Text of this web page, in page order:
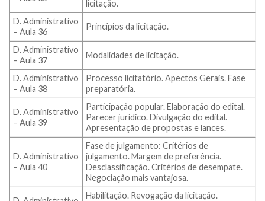
licitação.
D. Administrativo
– Aula 36
Princípios da licitação.
D. Administrativo
– Aula 37
Modalidades de licitação.
D. Administrativo
– Aula 38
Processo licitatório. Apectos Gerais. Fase
preparatória.
D. Administrativo
– Aula 39
Participação popular. Elaboração do edital.
Parecer jurídico. Divulgação do edital.
Apresentação de propostas e lances.
D. Administrativo
– Aula 40
Fase de julgamento: Critérios de
julgamento. Margem de preferência.
Desclassificação. Critérios de desempate.
Negociação mais vantajosa.
Habilitação. Revogação da licitação.